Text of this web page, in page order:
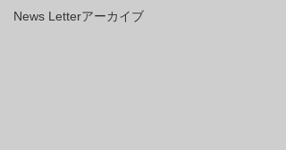
News Letterアーカイブ